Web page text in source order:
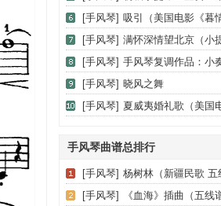
[手风琴] 吸引（美国电影《暮
[手风琴] 满怀深情望北京（小
奏）
[手风琴] 手风琴复调作品：小
[手风琴] 晓风之舞
[手风琴] 夏威夷婚礼歌（美国
手风琴曲谱总排行
[手风琴] 杨树林（新疆民歌 五
[手风琴]
《血海》插曲（五线